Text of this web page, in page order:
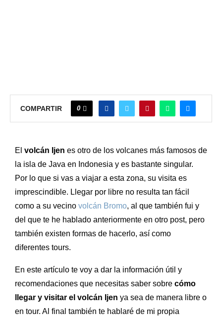
COMPARTIR 0
El volcán Ijen es otro de los volcanes más famosos de
la isla de Java en Indonesia y es bastante singular.
Por lo que si vas a viajar a esta zona, su visita es
imprescindible. Llegar por libre no resulta tan fácil
como a su vecino volcán Bromo, al que también fui y
del que te he hablado anteriormente en otro post, pero
también existen formas de hacerlo, así como
diferentes tours.
En este artículo te voy a dar la información útil y
recomendaciones que necesitas saber sobre cómo
llegar y visitar el volcán Ijen ya sea de manera libre o
en tour. Al final también te hablaré de mi propia